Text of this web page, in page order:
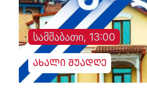
სამშაბათი, 13:00
ახალი შუადღე